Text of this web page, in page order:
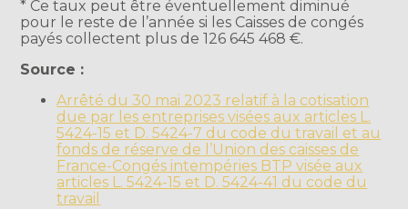
* Ce taux peut être éventuellement diminué
pour le reste de l’année si les Caisses de congés
payés collectent plus de 126 645 468 €.
Source :
Arrêté du 30 mai 2023 relatif à la cotisation
due par les entreprises visées aux articles L.
5424-15 et D. 5424-7 du code du travail et au
fonds de réserve de l’Union des caisses de
France-Congés intempéries BTP visée aux
articles L. 5424-15 et D. 5424-41 du code du
travail